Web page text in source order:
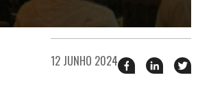
12 JUNHO 2024 Compartilhar
esse esse